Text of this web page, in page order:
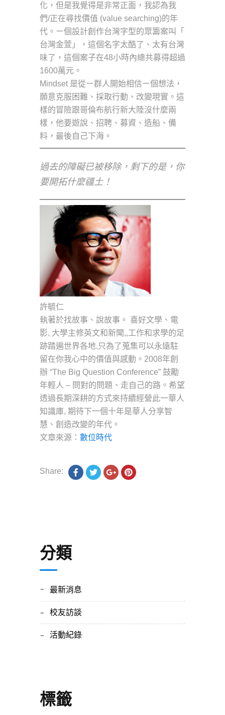
化，但是我覺得是非常正面，我認為我
們/正在尋找價值 (value searching)的年
代。ㄧ個設計創作台灣字型的眾籌案叫「
台灣金萱」，這個名字太酷了、太有台灣
味了，這個案子在48小時內總共募得超過
1600萬元。
Mindset 是從ㄧ群人開始相信ㄧ個想法，
願意克服困難、採取行動、改變現實。這
樣的冒險跟哥倫布航行新大陸沒什麼兩
樣，他要遊說、招聘、募資、造船、備
料，最後自己下海。
過去的障礙已被移除，剩下的是，你
要開拓什麼疆土！
許毓仁
執著於找故事、說故事。 喜好文學、電
影, 大學主修英文和新聞,,工作和求學的足
跡踏遍世界各地,只為了蒐集可以永遠駐
留在你我心中的價值與感動。2008年創
辦 “The Big Question Conference” 鼓勵
年輕人 – 問對的問題、走自己的路。希望
透過長期深耕的方式來持續經營此一華人
知識庫, 期待下一個十年是華人分享智
慧、創造改變的年代。
文章來源： 數位時代
Share:
分類
最新消息
校友訪談
活動紀錄
標籤